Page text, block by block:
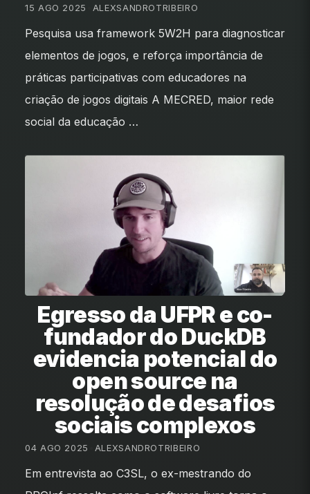
15 AGO 2025 ALEXSANDROTRIBEIRO
Pesquisa usa framework 5W2H para diagnosticar
elementos de jogos, e reforça importância de
práticas participativas com educadores na
criação de jogos digitais A MECRED, maior rede
social da educação …
Egresso da UFPR e co-
fundador do DuckDB
evidencia potencial do
open source na
resolução de desafios
sociais complexos
04 AGO 2025 ALEXSANDROTRIBEIRO
Em entrevista ao C3SL, o ex-mestrando do